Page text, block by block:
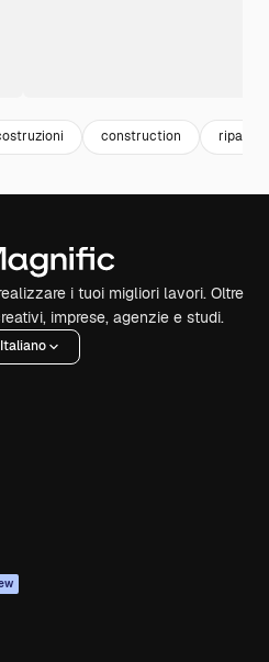
construction
i tuoi migliori lavori. Oltre
imprese, agenzie e studi.
Italiano